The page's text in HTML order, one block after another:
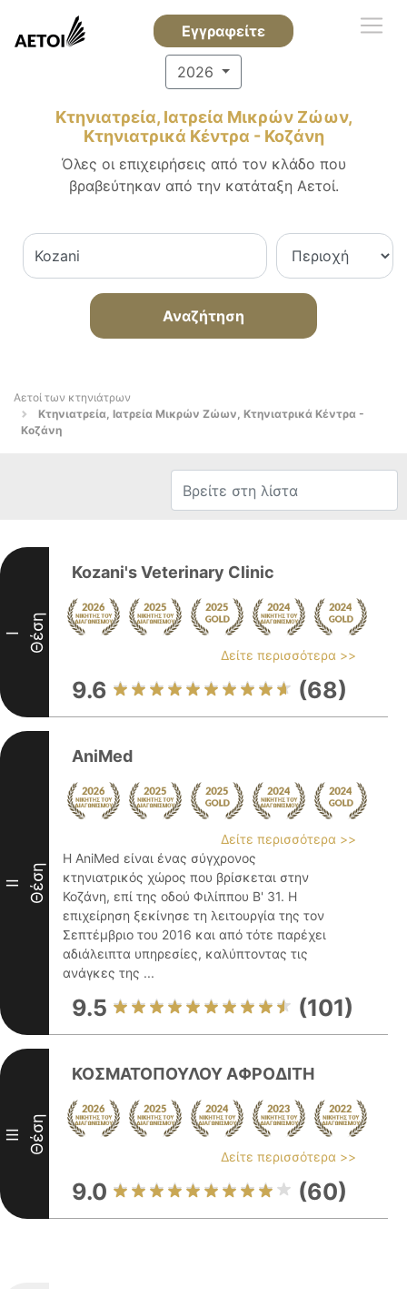
Εγγραφείτε
2026
Κτηνιατρεία, Ιατρεία Μικρών Ζώων,
Κτηνιατρικά Κέντρα - Κοζάνη
Όλες οι επιχειρήσεις από τον κλάδο που
βραβεύτηκαν από την κατάταξη Αετοί.
Αναζήτηση
Αετοί των κτηνιάτρων
Κτηνιατρεία, Ιατρεία Μικρών Ζώων, Κτηνιατρικά Κέντρα -
Κοζάνη
I Θέση
Kozani's Veterinary Clinic
Δείτε περισσότερα >>
9.6 (68)
II Θέση
AniMed
Δείτε περισσότερα >>
Η AniMed είναι ένας σύγχρονος
κτηνιατρικός χώρος που βρίσκεται στην
Κοζάνη, επί της οδού Φιλίππου Β' 31. Η
επιχείρηση ξεκίνησε τη λειτουργία της τον
Σεπτέμβριο του 2016 και από τότε παρέχει
αδιάλειπτα υπηρεσίες, καλύπτοντας τις
ανάγκες της ...
9.5 (101)
III Θέση
ΚΟΣΜΑΤΟΠΟΥΛΟΥ ΑΦΡΟΔΙΤΗ
Δείτε περισσότερα >>
9.0 (60)